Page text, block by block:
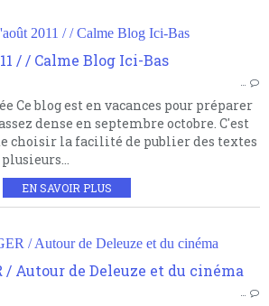
2011 / / Calme Blog Ici-Bas
…
Ce blog est en vacances pour préparer
dense en septembre octobre. C'est
choisir la facilité de publier des textes
EN SAVOIR PLUS
/ Autour de Deleuze et du cinéma
…